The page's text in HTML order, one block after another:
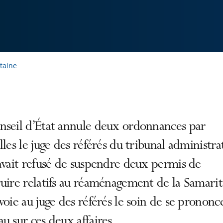
d’État annule deux ordonnances par
le juge des référés du tribunal
refusé de suspendre deux permis de
relatifs au réaménagement de la
au juge des référés le soin de se